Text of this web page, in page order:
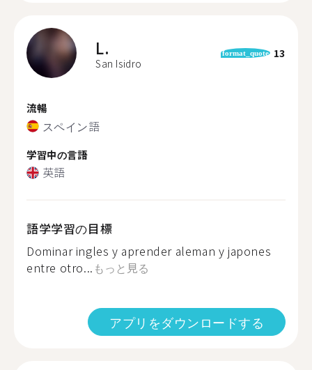
L.
San Isidro
format_quote 13
流暢
スペイン語
学習中の言語
英語
語学学習の目標
Dominar ingles y aprender aleman y japones
entre otro... もっと見る
アプリをダウンロードする